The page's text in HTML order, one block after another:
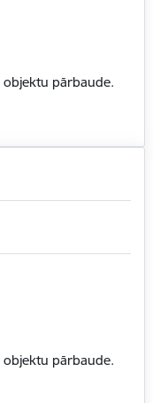
pārbaude.
pārbaude.